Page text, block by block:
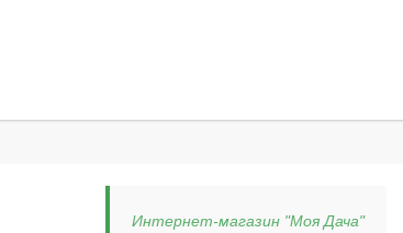
Интернет-магазин "Моя Дача"